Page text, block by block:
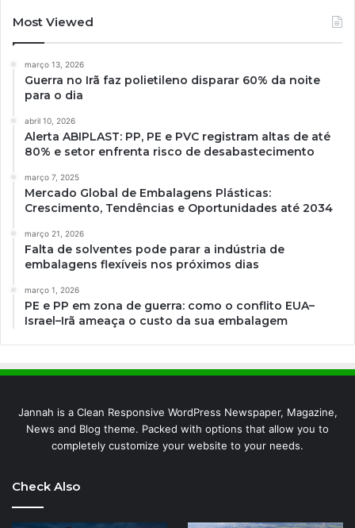
Most Viewed
março 13, 2026
Guerra no Irã faz polietileno disparar 60% da noite
para o dia
abril 10, 2026
Alerta ABIPLAST: PP, PE e PVC registram altas de até
80% e setor enfrenta risco de desabastecimento
março 7, 2025
Mercado Global de Embalagens Plásticas:
Crescimento, Tendências e Oportunidades até 2034
março 21, 2026
Falta de solventes pode parar a indústria de
embalagens flexíveis nos próximos dias
março 1, 2026
PE e PP em zona de guerra: como o conflito EUA–
Israel–Irã ameaça o custo da sua embalagem
Jannah is a Clean Responsive WordPress Newspaper, Magazine,
News and Blog theme. Packed with options that allow you to
completely customize your website to your needs.
Check Also